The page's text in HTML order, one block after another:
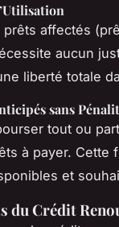
prêts affectés
aucun
liberté totale
sans
tout ou
à payer. Cette
et
du Crédit